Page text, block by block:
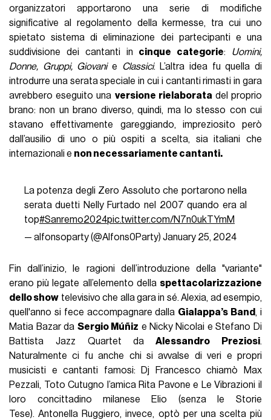
organizzatori apportarono una serie di modifiche
significative al regolamento della kermesse, tra cui uno
spietato sistema di eliminazione dei partecipanti e una
suddivisione dei cantanti in cinque categorie: Uomini,
Donne, Gruppi, Giovanie Classici. L’altra idea fu quella di
introdurre una serata speciale in cui i cantanti rimasti in gara
avrebbero eseguito una versione rielaborata del proprio
brano: non un brano diverso, quindi, ma lo stesso con cui
stavano effettivamente gareggiando, impreziosito però
dall’ausilio di uno o più ospiti a scelta, sia italiani che
internazionali e non necessariamente cantanti.
La potenza degli Zero Assoluto che portarono nella
serata duetti Nelly Furtado nel 2007 quando era al
top#Sanremo2024pic.twitter.com/N7n0ukTYmM
— alfonsoparty (@Alfons0Party) January 25, 2024
Fin dall’inizio, le ragioni dell’introduzione della "variante"
erano più legate all’elemento della spettacolarizzazione
dello show televisivo che alla gara in sé. Alexia, ad esempio,
quell'anno si fece accompagnare dalla Gialappa’s Band , i
Matia Bazar da Sergio Múñiz e Nicky Nicolai e Stefano Di
Battista Jazz Quartet da Alessandro Preziosi.
Naturalmente ci fu anche chi si avvalse di veri e propri
musicisti e cantanti famosi: Dj Francesco chiamò Max
Pezzali, Toto Cutugno l’amica Rita Pavone e Le Vibrazioni il
loro concittadino milanese Elio (senza le Storie
Tese). Antonella Ruggiero, invece, optò per una scelta più